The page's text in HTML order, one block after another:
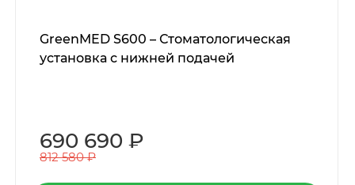
GreenMED S600 – Стоматологическая
установка с нижней подачей
690 690 ₽
812 580 ₽